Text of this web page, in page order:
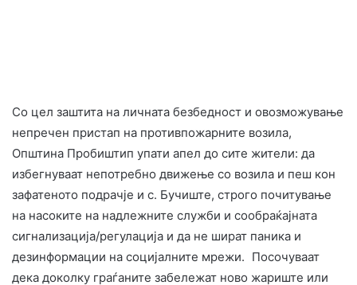
Со цел заштита на личната безбедност и овозможување
непречен пристап на противпожарните возила,
Општина Пробиштип упати апел до сите жители: да
избегнуваат непотребно движење со возила и пеш кон
зафатеното подрачје и с. Бучиште, строго почитување
на насоките на надлежните служби и сообраќајната
сигнализација/регулација и да не шират паника и
дезинформации на социјалните мрежи. Посочуваат
дека доколку граѓаните забележат ново жариште или